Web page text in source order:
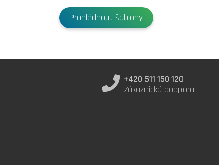
Prohlédnout šablony
+420 511 150 120
Zákaznická podpora